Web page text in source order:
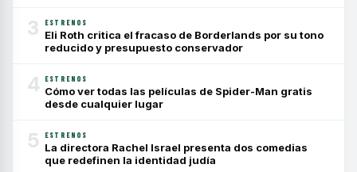
3 ESTRENOS
Eli Roth critica el fracaso de Borderlands por su tono
reducido y presupuesto conservador
4 ESTRENOS
Cómo ver todas las películas de Spider-Man gratis
desde cualquier lugar
5 ESTRENOS
La directora Rachel Israel presenta dos comedias
que redefinen la identidad judía